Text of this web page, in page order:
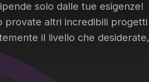
solo dalle tue esigenze!
provate altri incredibili progetti
il livello che desiderate,